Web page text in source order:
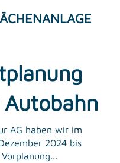
AG haben wir im
2024 bis